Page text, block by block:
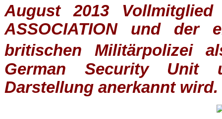
August 2013
ASSOCIATIONund der
britischen
Militärpolizei
German Security Unit
Darstellung anerkannt wird.